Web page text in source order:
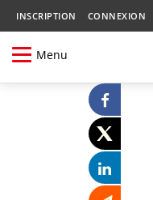
INSCRIPTION CONNEXION
Menu